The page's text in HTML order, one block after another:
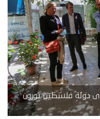
دولة فلسطين تورون